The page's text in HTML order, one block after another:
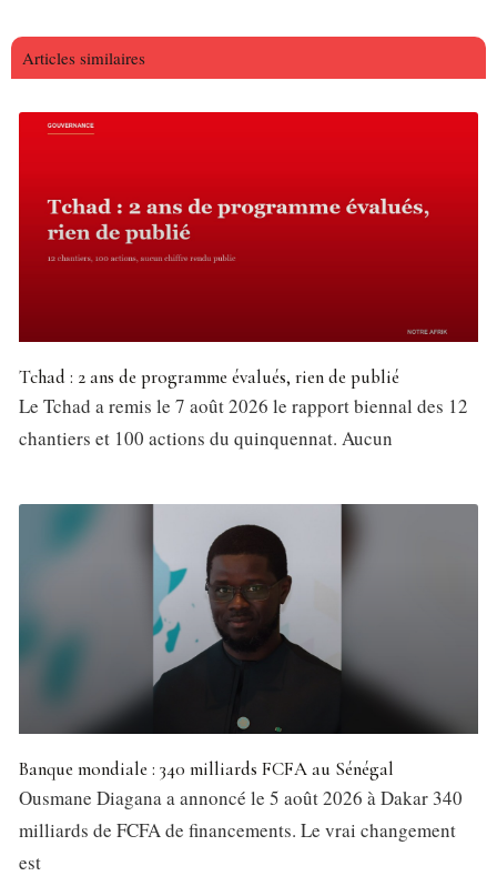
Articles similaires
Tchad : 2 ans de programme évalués, rien de publié
Le Tchad a remis le 7 août 2026 le rapport biennal des 12
chantiers et 100 actions du quinquennat. Aucun
Banque mondiale : 340 milliards FCFA au Sénégal
Ousmane Diagana a annoncé le 5 août 2026 à Dakar 340
milliards de FCFA de financements. Le vrai changement
est